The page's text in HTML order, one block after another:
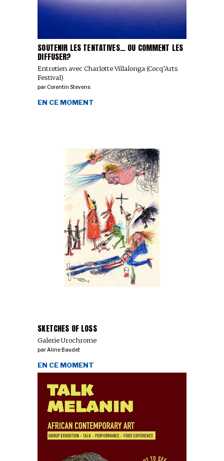
SOUTENIR LES TENTATIVES… OU COMMENT LES
DIFFUSER?
Entretien avec Charlotte Villalonga (Cocq’Arts
Festival)
parCorentin Stevens
SKETCHES OF LOSS
Galerie Urochrome
EN CE MOMENT
parAline Baudet
EN CE MOMENT